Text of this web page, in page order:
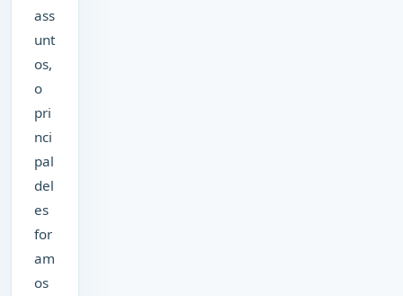
ass
unt
os,
o
pri
nci
pal
del
es
for
am
os